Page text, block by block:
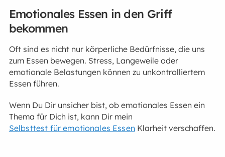
Emotionales Essen in den Griff
bekommen
Oft sind es nicht nur körperliche Bedürfnisse, die uns
zum Essen bewegen. Stress, Langeweile oder
emotionale Belastungen können zu unkontrolliertem
Essen führen.
Wenn Du Dir unsicher bist, ob emotionales Essen ein
Thema für Dich ist, kann Dir mein
Selbsttest für emotionales Essen Klarheit verschaffen.